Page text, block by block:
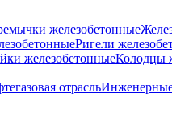
железобетонные
Ригели
железобетонныеКолодцы
отрасль